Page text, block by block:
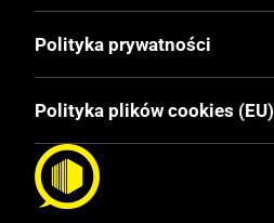
Cena Okładkowa
79,90 zł
EAN
9788382308242
Polityka prywatności
Polityka plików cookies (EU)